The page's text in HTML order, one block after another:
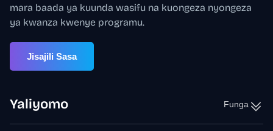
mara baada ya kuunda wasifu na kuongeza nyongeza
ya kwanza kwenye programu.
Jisajili Sasa
Yaliyomo Funga